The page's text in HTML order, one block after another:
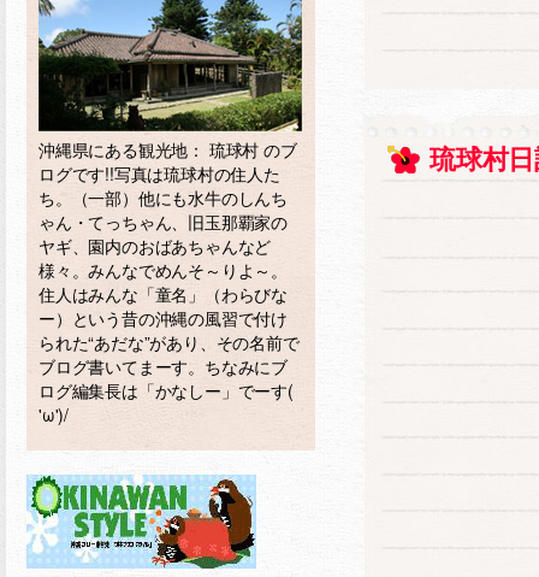
琉球村
沖縄県にある観光地： 琉球村 のブ
ログです!!写真は琉球村の住人た
ち。（一部）他にも水牛のしんち
ゃん・てっちゃん、旧玉那覇家の
ヤギ、園内のおばあちゃんなど
様々。みんなでめんそ～りよ～。
住人はみんな「童名」（わらびな
ー）という昔の沖縄の風習で付け
られた“あだな”があり、その名前で
ブログ書いてまーす。ちなみにブ
ログ編集長は「かなしー」でーす(
'ω')/